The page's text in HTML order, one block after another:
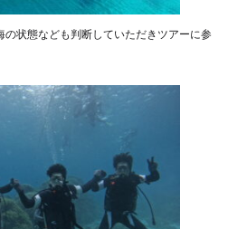
の状態なども判断していただきツアーに参